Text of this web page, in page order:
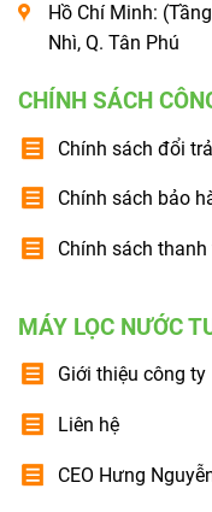
Hồ Chí Minh:
Nhì, Q. Tân Phú
CHÍNH SÁCH
Chính sách đổi
Chính sách bảo
Chính sách thanh
MÁY LỌC NƯỚC
Giới thiệu công ty
Liên hệ
CEO Hưng